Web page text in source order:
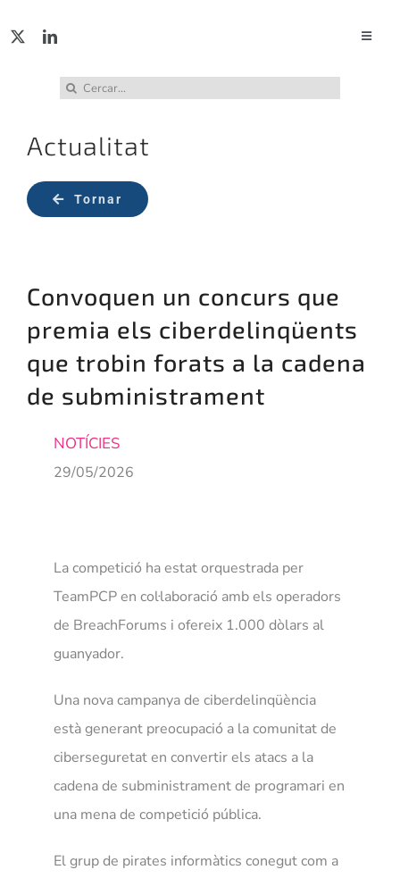
to
Toggle
Cerca
Actualitat
Tornar
Convoquen un concurs que
premia els ciberdelinqüents
que trobin forats a la cadena
de subministrament
NOTÍCIES
29/05/2026
La competició ha estat orquestrada per
TeamPCP en col·laboració amb els operadors
de BreachForums i ofereix 1.000 dòlars al
guanyador.
Una nova campanya de ciberdelinqüència
està generant preocupació a la comunitat de
ciberseguretat en convertir els atacs a la
cadena de subministrament de programari en
una mena de competició pública.
El grup de pirates informàtics conegut com a